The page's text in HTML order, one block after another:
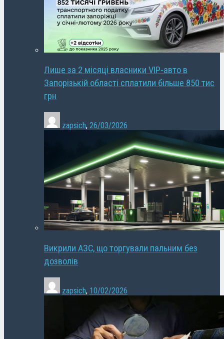
Лише за 2 місяці власники VIP-авто в
Запорізькій області сплатили більше 850 тис
грн
zapsich, 26/03/2026
Викрили АЗС, що торгували пальним без
дозволів
zapsich, 10/02/2026